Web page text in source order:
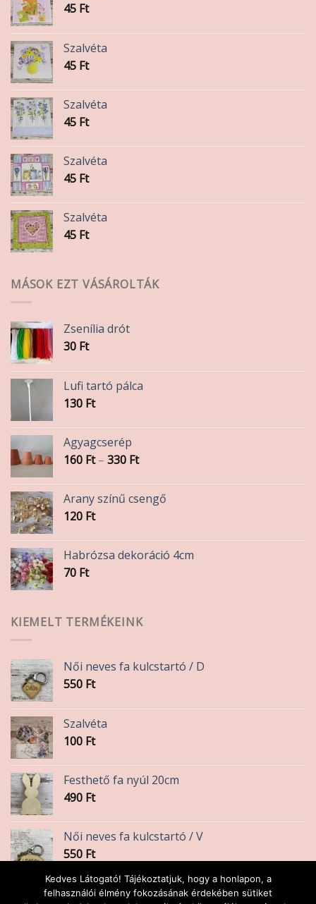
45 Ft
Szalvéta
45 Ft
Szalvéta
45 Ft
Szalvéta
45 Ft
Szalvéta
45 Ft
MÁSOK EZT VÁSÁROLTÁK
Zsenília drót
30 Ft
Lufi tartó pálca
130 Ft
Agyagcserép
160 Ft – 330 FtÁrtartomány:
-
330 Ft
Arany színű csengő
120 Ft
Habrózsa dekoráció 4cm
70 Ft
KIEMELT TERMÉKEINK
Női neves fa kulcstartó / D
550 Ft
Szalvéta
100 Ft
Festhető fa nyúl 20cm
490 Ft
Női neves fa kulcstartó / V
550 Ft
Három fiókos íves polcocska
Kedves Látogató! Tájékoztatjuk, hogy a honlapon, a
felhasználói élmény fokozásának érdekében sütiket